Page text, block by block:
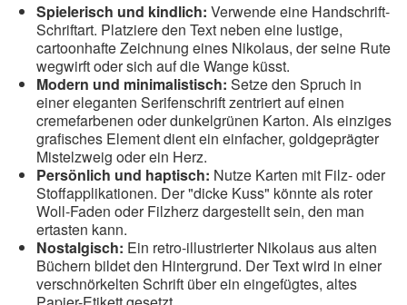
Spielerisch und kindlich: Verwende eine Handschrift-
Schriftart. Platziere den Text neben eine lustige,
cartoonhafte Zeichnung eines Nikolaus, der seine Rute
wegwirft oder sich auf die Wange küsst.
Modern und minimalistisch: Setze den Spruch in
einer eleganten Serifenschrift zentriert auf einen
cremefarbenen oder dunkelgrünen Karton. Als einziges
grafisches Element dient ein einfacher, goldgeprägter
Mistelzweig oder ein Herz.
Persönlich und haptisch: Nutze Karten mit Filz- oder
Stoffapplikationen. Der "dicke Kuss" könnte als roter
Woll-Faden oder Filzherz dargestellt sein, den man
ertasten kann.
Nostalgisch: Ein retro-illustrierter Nikolaus aus alten
Büchern bildet den Hintergrund. Der Text wird in einer
verschnörkelten Schrift über ein eingefügtes, altes